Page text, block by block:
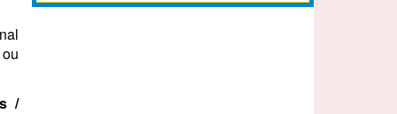
/